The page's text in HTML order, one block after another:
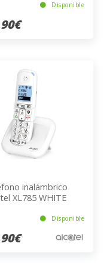
Disponible
inalámbrico
XL785 WHITE
Disponible